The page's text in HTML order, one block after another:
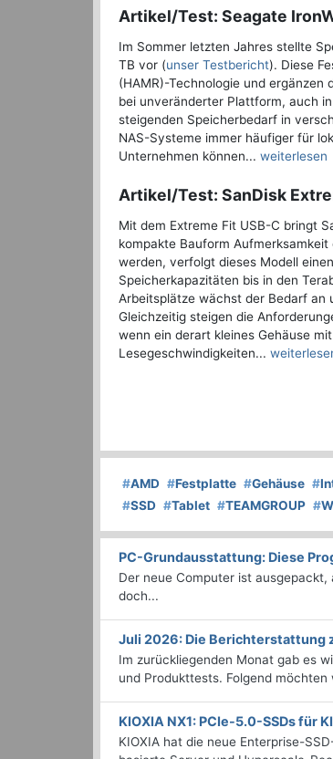
Artikel/Test: Seagate
Im Sommer letzten Jahres stellte
TB vor (unser Testbericht). Diese
(HAMR)-Technologie und
bei unveränderter Plattform, auch
steigenden Speicherbedarf in
NAS-Systeme immer häufiger für
Unternehmen können... weiterlesen
Artikel/Test: SanDisk
Mit dem Extreme Fit USB-C bringt
kompakte Bauform
werden, verfolgt dieses Modell
Speicherkapazitäten bis in den
Arbeitsplätze wächst der Bedarf an
Gleichzeitig steigen die
wenn ein derart kleines Gehäuse
Lesegeschwindigkeiten...
#AMD #Festplatte #Gehäuse #
#SSD #Tablet #TEAMGROUP #
PC-Grundausstattung: Diese
Der neue Computer ist
doch...
Juli 2026: Die Bericht­erstattung
Im zurückliegenden Monat gab es
und Produkttests. Folgend möchten
KIOXIA NX1: PCIe-5.0-SSDs für
KIOXIA hat die neue Enterprise-